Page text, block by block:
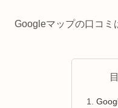
Googleマップの口コ